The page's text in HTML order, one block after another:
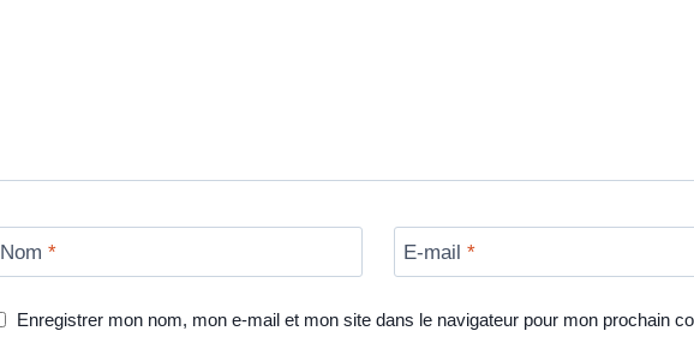
Nom * E-mail*
Enregistrer mon nom, mon e-mail et mon site dans le navigateur pour mon prochain